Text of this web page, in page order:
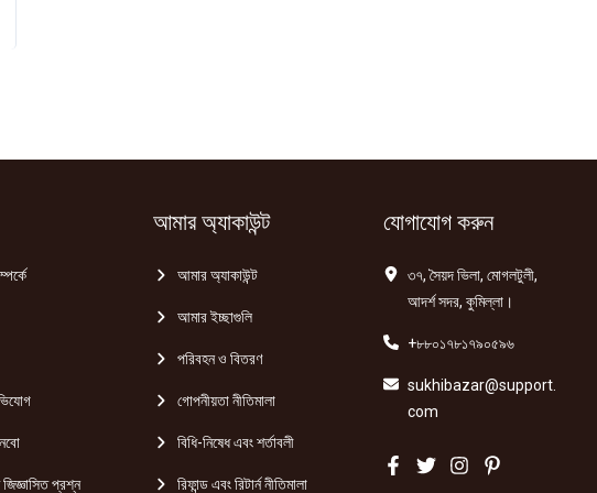
প্রশ্ন
আমার অ্যাকাউন্ট
আমার অ্যাকাউন্ট
আমার ইচ্ছাগুলি
পরিবহন ও বিতরণ
গোপনীয়তা নীতিমালা
বিধি-নিষেধ এবং শর্তাবলী
রিফান্ড এবং রিটার্ন নীতিমালা
যোগাযোগ করুন
৩৭, সৈয়দ ভিলা, মোগলটুলী,
আদর্শ সদর, কুমিল্লা।
+৮৮০১৭৮১৭৯০৫৯৬
sukhibazar@support.
com